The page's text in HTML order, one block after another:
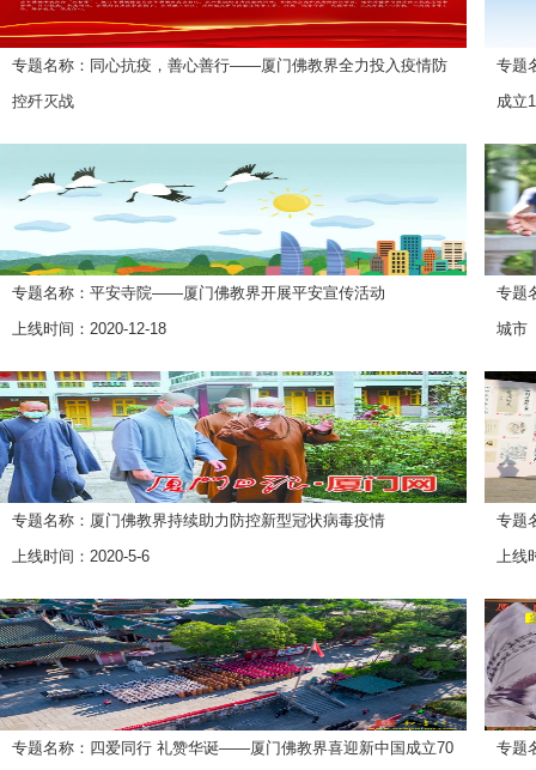
专题名称：同心抗疫，善心善行——厦门佛教界全力投入疫情防
控歼灭战
专题
成立
专题名称：平安寺院——厦门佛教界开展平安宣传活动
上线时间：2020-12-18
专题
城市
专题名称：厦门佛教界持续助力防控新型冠状病毒疫情
上线时间：2020-5-6
专题
上线
专题名称：四爱同行 礼赞华诞——厦门佛教界喜迎新中国成立70 专题